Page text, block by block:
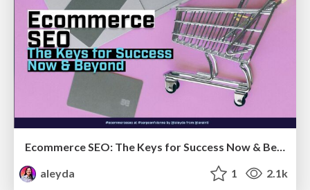
Ecommerce SEO: The Keys for Success Now & Beyond - #SERPConf2024
aleyda
1 2.1k